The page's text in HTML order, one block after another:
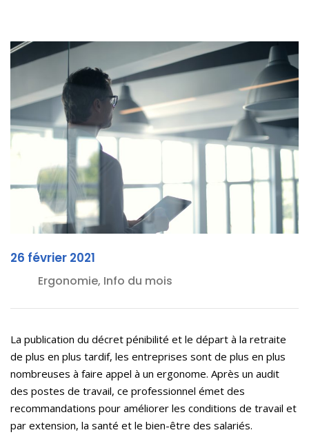
26 février 2021
Ergonomie, Info du mois
La publication du décret pénibilité et le départ à la retraite
de plus en plus tardif, les entreprises sont de plus en plus
nombreuses à faire appel à un ergonome. Après un audit
des postes de travail, ce professionnel émet des
recommandations pour améliorer les conditions de travail et
par extension, la santé et le bien-être des salariés.